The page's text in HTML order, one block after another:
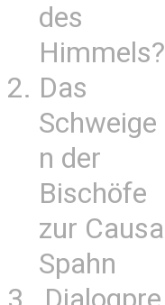
des
Himmels?
Das
Schweige
n der
Bischöfe
zur Causa
Spahn